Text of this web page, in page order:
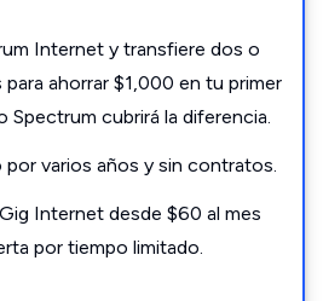
Internet y transfiere dos o
para ahorrar $1,000 en tu primer
Spectrum cubrirá la diferencia.
por varios años y sin contratos.
Internet desde $60 al mes
por tiempo limitado.